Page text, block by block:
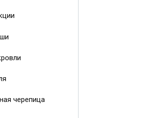
черепица